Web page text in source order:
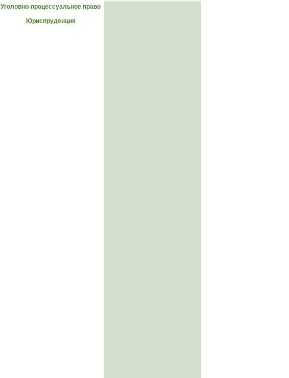
Уголовно-процессуальное право
Юриспруденция